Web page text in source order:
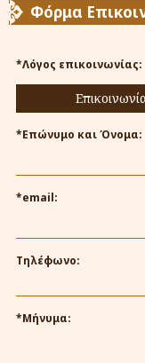
Φόρμα
*Λόγος επικοινωνίας:
*Επώνυμο και Όνομα:
*email:
Τηλέφωνο:
*Μήνυμα: